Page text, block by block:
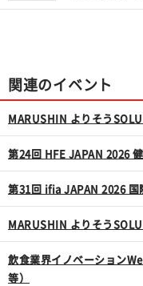
関連のイベント
MARUSHIN よりそう
第24回 HFE JAPAN 2026
第31回 ifia JAPAN 2026
MARUSHIN よりそう
飲食業界イノベーション
等）